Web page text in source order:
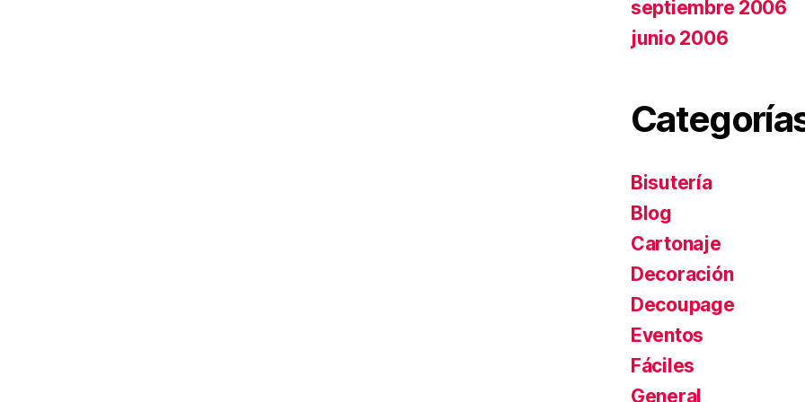
septiembre 2006
junio 2006
Bisutería
Blog
Cartonaje
Decoración
Decoupage
Eventos
Fáciles
General